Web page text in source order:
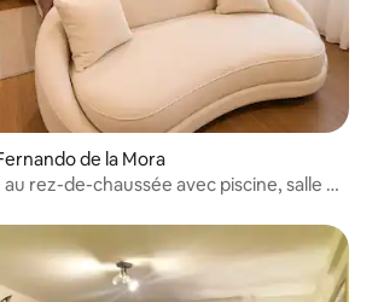
de la Mora
rez-de-chaussée avec piscine, salle de